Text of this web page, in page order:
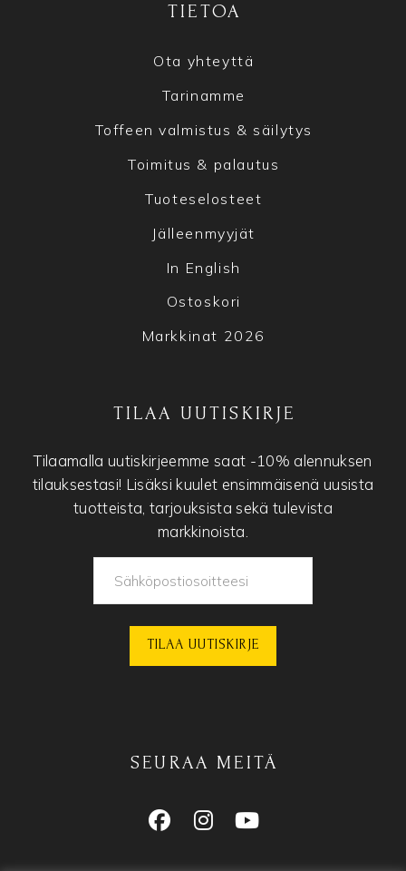
TIETOA
Ota yhteyttä
Tarinamme
Toffeen valmistus & säilytys
Toimitus & palautus
Tuoteselosteet
Jälleenmyyjät
In English
Ostoskori
Markkinat 2026
TILAA UUTISKIRJE
Tilaamalla uutiskirjeemme saat -10% alennuksen
tilauksestasi! Lisäksi kuulet ensimmäisenä uusista
tuotteista, tarjouksista sekä tulevista
markkinoista.
SEURAA MEITÄ